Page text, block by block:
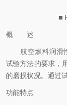
■
概 述
航空燃料润滑
试验方法的要求，
的磨损状况。通过
功能特点